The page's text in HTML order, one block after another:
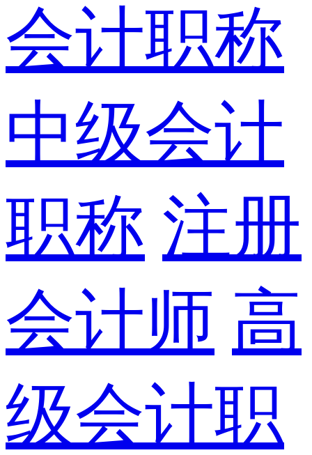
会计职称
中级会计
职称 注册
会计师 高
级会计职